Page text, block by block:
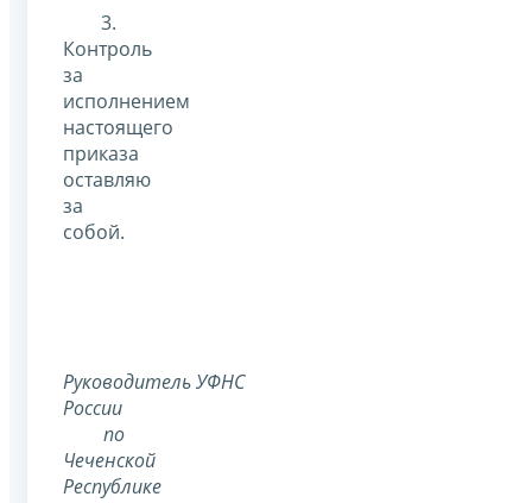
3.
Контроль
за
исполнением
настоящего
приказа
оставляю
за
собой.
РуководительУФНС
России
по
Чеченской
Республике